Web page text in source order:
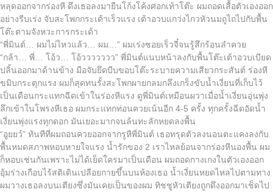
หลุดออกจากร่องหี ดึงเธอลงมายืนโก้งโค้งศอกเท้าโต๊ะ ผมถอดเสื้อตัวเองออก
อย่างรีบเร่ง จับสะโพกกระเด้าเร็วแรง เต้าอวบแกว่งไกวหัวนมถูไถไปกับพื้น
โต๊ะตามจังหวะการกระเด้า
“พี่มินต์… ผมไม่ไหวแล้ว… ผม…” ผมเร่งซอยเร็วจี๋จนรู้สึกร้อนลำควย
“กล้า… พี่… โอ้ว… โอ้ววววววว” พี่มินต์แนบหน้าลงกับพื้นโต๊ะเต้าอวบเบียด
ปลิ้นออกมาด้านข้าง มือจับยึดบีบขอบโต๊ะระบายความเสียวกระสันต์ ร่องหี
ขมิบกระตุกแรง ผมก็สุดทนรั้งสะโพกผายกลมกลึงเกร็งขับน้ำเงี่ยนที่เก็บไว้
เป็นเดือนกระแทกฉีดเข้าในร่องหีแรง ดูพี่มินต์เหมือนผวาเมื่อน้ำเงี่ยนอุ่นพุ่ง
ลึกเข้าในโพรงหีเธอ ผมกระแทกท่อนควยเน้นอีก 4-5 ครั้ง ทุกครั้งฉีดอัดน้ำ
เงี่ยนพุ่งแรงทุกดอก มันเยอะมากจนล้นทะลักหยดลงพื้น
“อูยยว์” ทันทีที่ผมถอนควยออกจากรูหีพี่มินต์ เธอทรุดตัวลงนอนตะแคงลงกับ
พื้นหมดสภาพหอบหายใจแรง น้ำรักของ 2 เราไหลย้อนจากร่องหีนองพื้น ผม
ก็หอบเช่นกันเพราะไม่ได้เย็ดใครมาเป็นเดือน ผมถอดกางเกงในตัวเองออก
อุ้มร่างเกือบไร้สติเดินเปลือยกายขึ้นบนห้องเธอ น้ำเงี่ยนหยดไหลไปตามทาง
ผมวางเธอลงบนเตียงซึ่งมันเคยเป็นของผม ทิชชูหัวเตียงถูกดึงออกมาเช็ดไป